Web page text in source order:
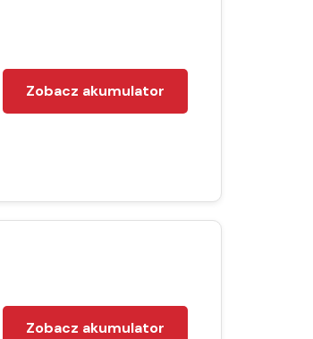
Zobacz akumulator
Zobacz akumulator